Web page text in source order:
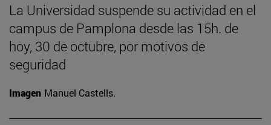
La Universidad suspende su actividad en el
campus de Pamplona desde las 15h. de
hoy, 30 de octubre, por motivos de
seguridad
Imagen Manuel Castells.